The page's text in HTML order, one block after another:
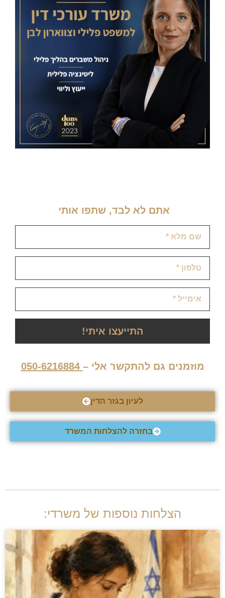
אתם לא לבד, שתפו אותי ​
התייעצו איתי!
מוזמנים גם להתקשר אלי – 050-6216884
לעיון בגזר הדין
בחזרה להצלחות המשרד
הצלחות נוספות של משרדי: